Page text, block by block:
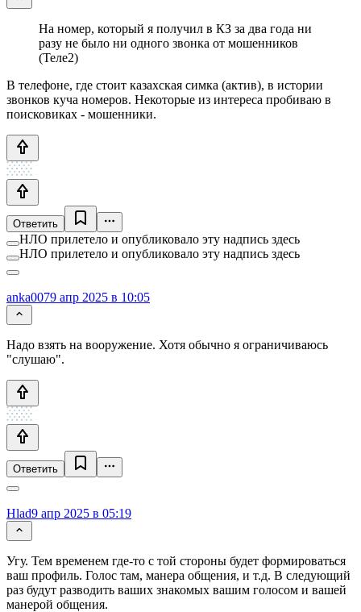
На номер, который я получил в КЗ за два года ни
разу не было ни одного звонка от мошенников
(Теле2)
В телефоне, где стоит казахская симка (актив), в истории
звонков куча номеров. Некоторые из интереса пробиваю в
поисковиках - мошенники.
Ответить
НЛО прилетело и опубликовало эту надпись здесь
НЛО прилетело и опубликовало эту надпись здесь
anka0079 апр 2025 в 10:05
Надо взять на вооружение. Хотя обычно я ограничиваюсь
"слушаю".
Ответить
Hlad9 апр 2025 в 05:19
Угу. Тем временем где-то с той стороны будет формироваться
ваш профиль. Голос там, манера общения, и т.д. В следующий
раз будут разводить ваших знакомых вашим голосом и вашей
манерой общения.